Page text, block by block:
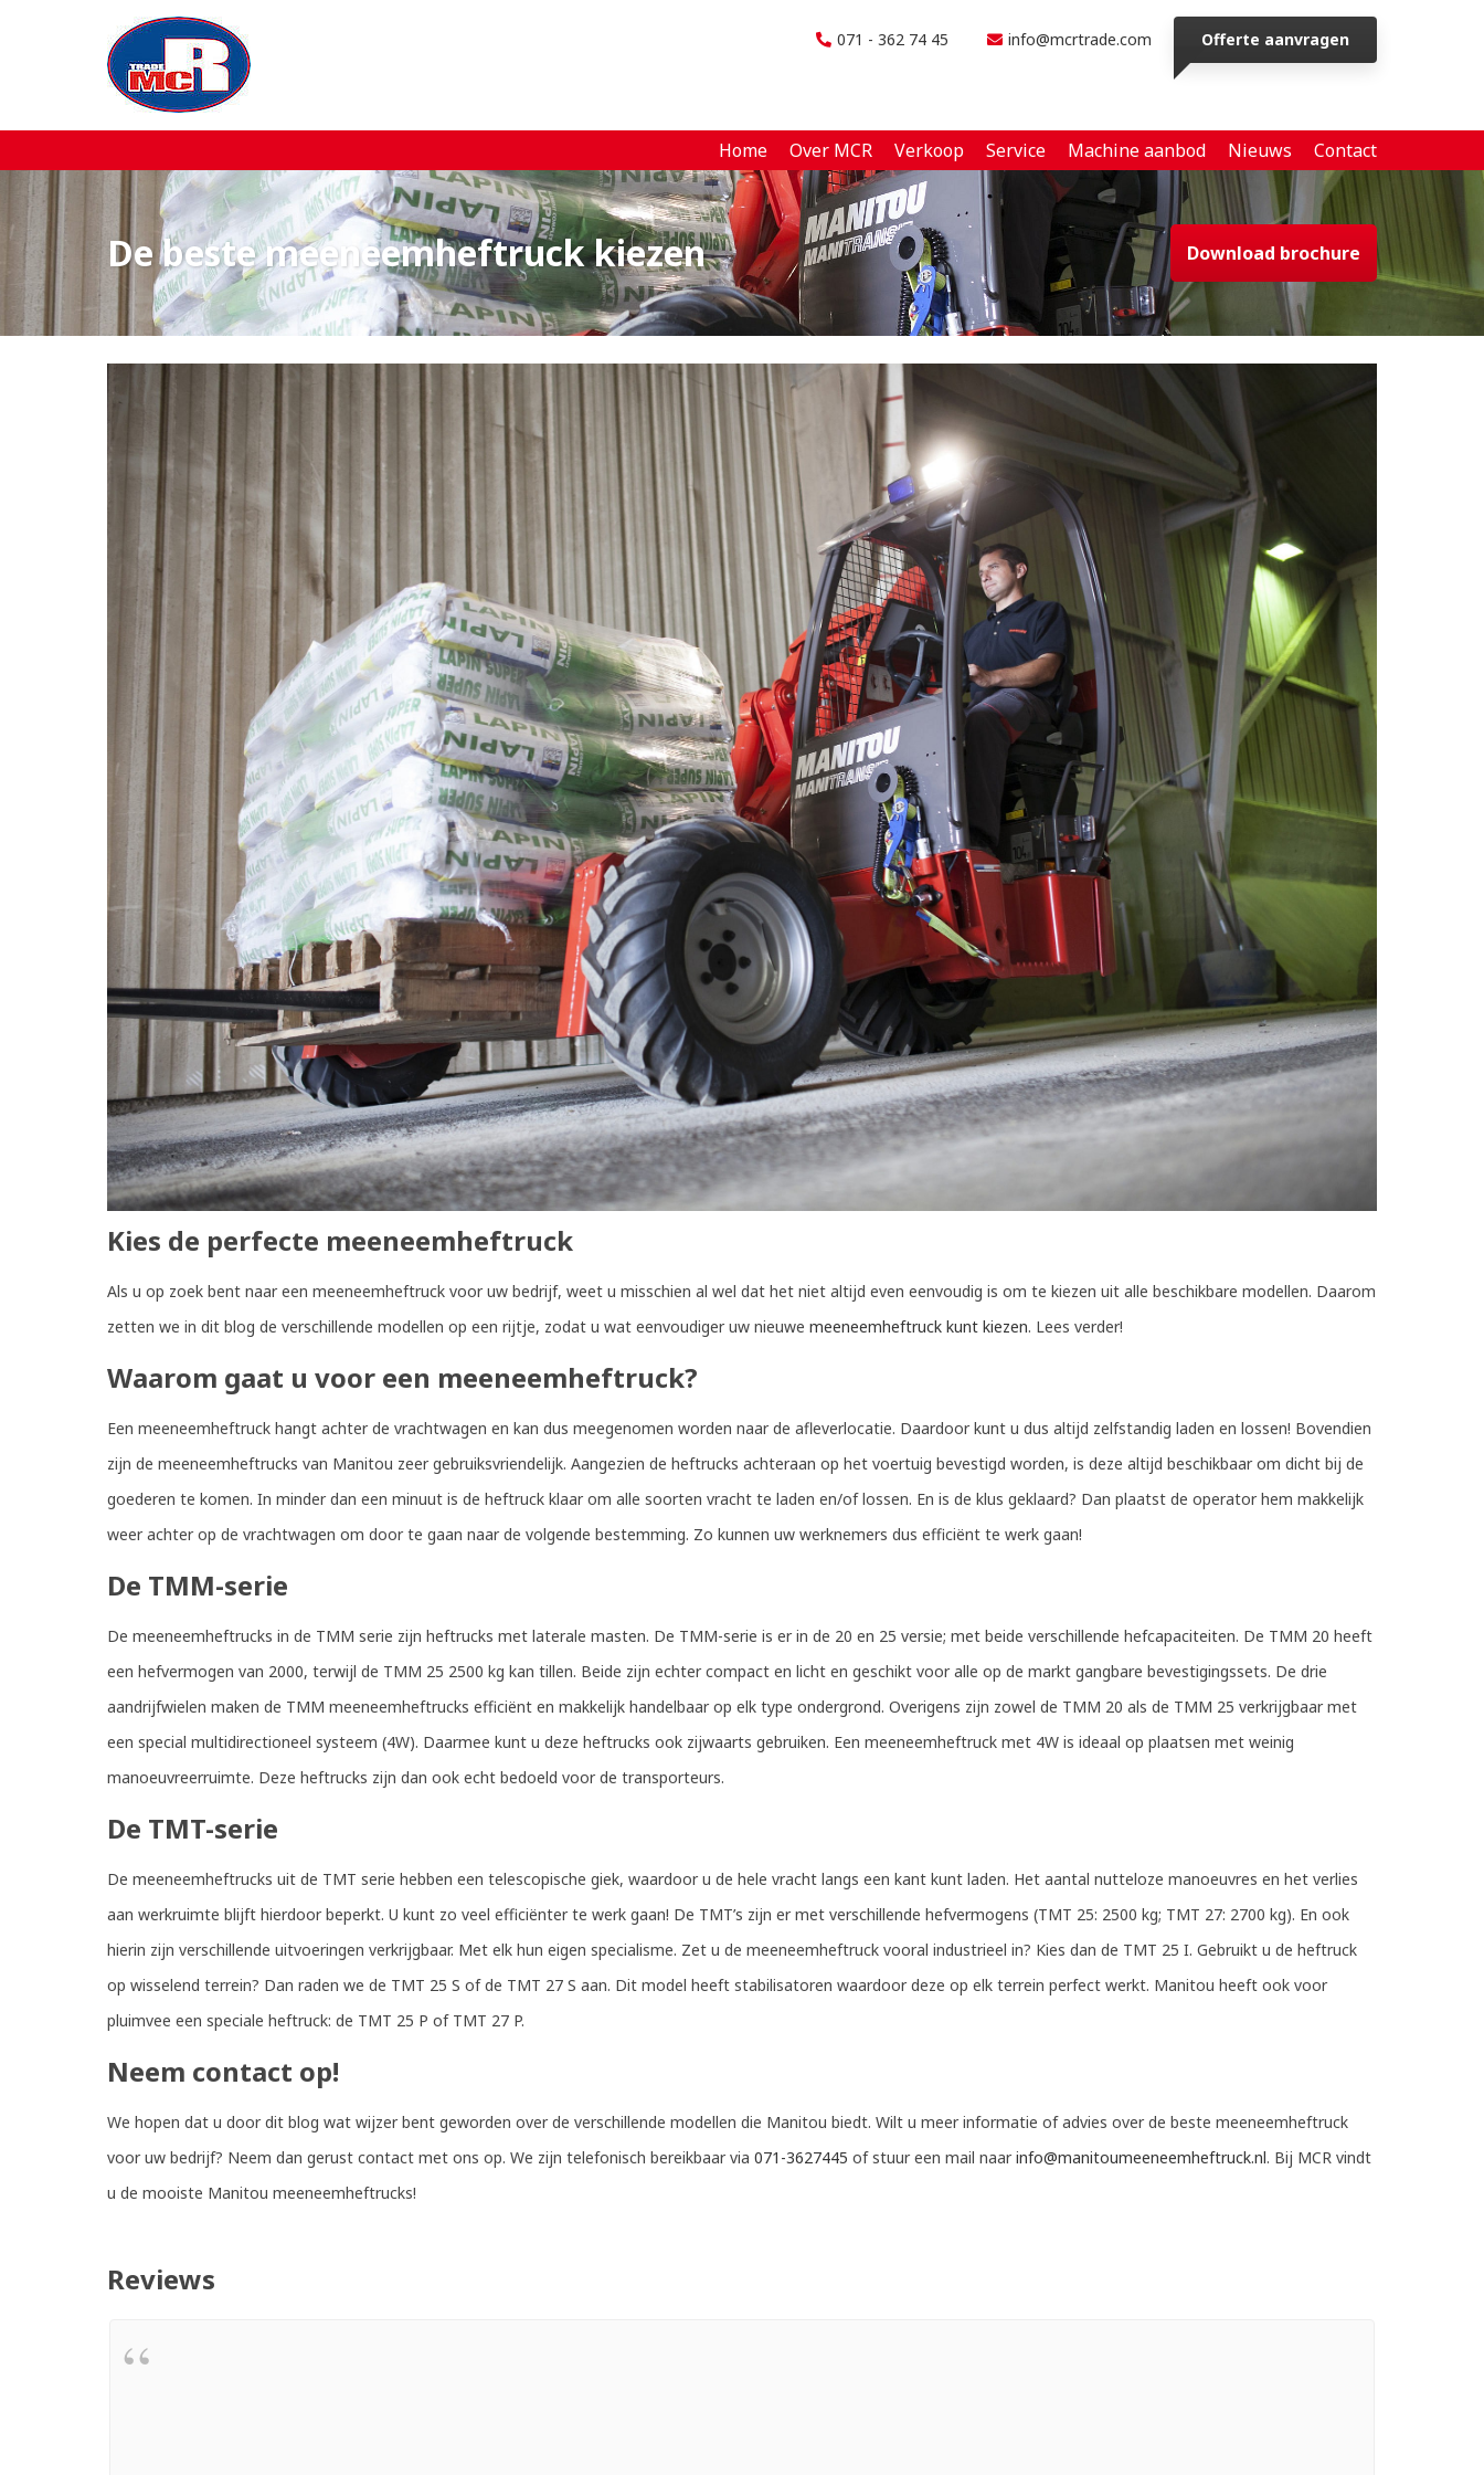
Over MCR
Verkoop
Service
071 - 362 74 45 info@mcrtrade.com Offerte aanvragen
Home Over MCR Verkoop Service Machine aanbod Nieuws Contact
De beste meeneemheftruck kiezen Download brochure
Kies de perfecte meeneemheftruck
Als u op zoek bent naar een meeneemheftruck voor uw bedrijf, weet u misschien al wel dat het niet altijd even eenvoudig is om te kiezen uit alle beschikbare modellen. Daarom
zetten we in dit blog de verschillende modellen op een rijtje, zodat u wat eenvoudiger uw nieuwe meeneemheftruck kunt kiezen. Lees verder!
Waarom gaat u voor een meeneemheftruck?
Een meeneemheftruck hangt achter de vrachtwagen en kan dus meegenomen worden naar de afleverlocatie. Daardoor kunt u dus altijd zelfstandig laden en lossen! Bovendien
zijn de meeneemheftrucks van Manitou zeer gebruiksvriendelijk. Aangezien de heftrucks achteraan op het voertuig bevestigd worden, is deze altijd beschikbaar om dicht bij de
goederen te komen. In minder dan een minuut is de heftruck klaar om alle soorten vracht te laden en/of lossen. En is de klus geklaard? Dan plaatst de operator hem makkelijk
weer achter op de vrachtwagen om door te gaan naar de volgende bestemming. Zo kunnen uw werknemers dus efficiënt te werk gaan!
De TMM-serie
De meeneemheftrucks in de TMM serie zijn heftrucks met laterale masten. De TMM-serie is er in de 20 en 25 versie; met beide verschillende hefcapaciteiten. De TMM 20 heeft
een hefvermogen van 2000, terwijl de TMM 25 2500 kg kan tillen. Beide zijn echter compact en licht en geschikt voor alle op de markt gangbare bevestigingssets. De drie
aandrijfwielen maken de TMM meeneemheftrucks efficiënt en makkelijk handelbaar op elk type ondergrond. Overigens zijn zowel de TMM 20 als de TMM 25 verkrijgbaar met
een special multidirectioneel systeem (4W). Daarmee kunt u deze heftrucks ook zijwaarts gebruiken. Een meeneemheftruck met 4W is ideaal op plaatsen met weinig
manoeuvreerruimte. Deze heftrucks zijn dan ook echt bedoeld voor de transporteurs.
De TMT-serie
De meeneemheftrucks uit de TMT serie hebben een telescopische giek, waardoor u de hele vracht langs een kant kunt laden. Het aantal nutteloze manoeuvres en het verlies
aan werkruimte blijft hierdoor beperkt. U kunt zo veel efficiënter te werk gaan! De TMT’s zijn er met verschillende hefvermogens (TMT 25: 2500 kg; TMT 27: 2700 kg). En ook
hierin zijn verschillende uitvoeringen verkrijgbaar. Met elk hun eigen specialisme. Zet u de meeneemheftruck vooral industrieel in? Kies dan de TMT 25 I. Gebruikt u de heftruck
op wisselend terrein? Dan raden we de TMT 25 S of de TMT 27 S aan. Dit model heeft stabilisatoren waardoor deze op elk terrein perfect werkt. Manitou heeft ook voor
pluimvee een speciale heftruck: de TMT 25 P of TMT 27 P.
Neem contact op!
We hopen dat u door dit blog wat wijzer bent geworden over de verschillende modellen die Manitou biedt. Wilt u meer informatie of advies over de beste meeneemheftruck
voor uw bedrijf? Neem dan gerust contact met ons op. We zijn telefonisch bereikbaar via 071-3627445 of stuur een mail naarinfo@manitoumeeneemheftruck.nl. Bij MCR vindt
u de mooiste Manitou meeneemheftrucks!
Reviews